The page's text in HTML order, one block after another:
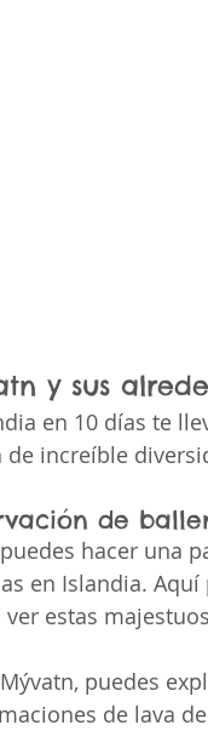
y sus
en 10 días te
de increíble
de
hacer una
en Islandia.
ver estas
puedes
de lava